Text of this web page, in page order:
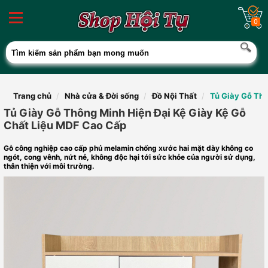
0
Trang chủ Nhà cửa & Đời sống Đồ Nội Thất Tủ Giày Gỗ
Tủ Giày Gỗ Thông Minh Hiện Đại Kệ Giày Kệ Gỗ
Chất Liệu MDF Cao Cấp
Gỗ công nghiệp cao cấp phủ melamin chống xước hai mặt dày không co
ngót, cong vênh, nứt nẻ, không độc hại tới sức khỏe của người sử dụng,
thân thiện với môi trường.